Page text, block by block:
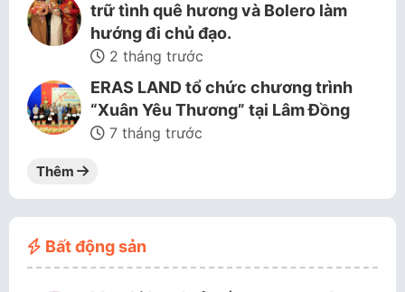
trữ tình quê hương và Bolero làm
hướng đi chủ đạo.
2 tháng trước
ERAS LAND tổ chức chương trình
“Xuân Yêu Thương” tại Lâm Đồng
7 tháng trước
Thêm
Bất động sản